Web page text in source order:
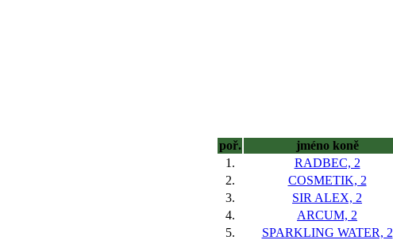
poř.
jméno koně
1.
RADBEC, 2
2.
COSMETIK, 2
3.
SIR ALEX, 2
4.
ARCUM, 2
5.
SPARKLING WATER, 2